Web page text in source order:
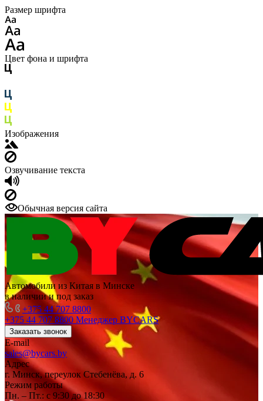
Размер шрифта
Цвет фона и шрифта
Изображения
Озвучивание текста
Обычная версия сайта
Автомобили из Китая в Минске
в наличии и под заказ
+375 44 707 8800
+375 44 707 8800 Менеджер BYCARS
Заказать звонок
E-mail
sales@bycars.by
Адрес
г. Минск, переулок Стебенёва, д. 6
Режим работы
Пн. – Пт.: с 9:30 до 18:30